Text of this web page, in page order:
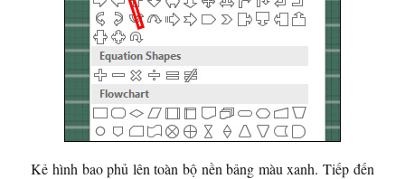
Kẻ hình bao phủ lên toàn bộ nền bảng màu xanh. Tiếp đến